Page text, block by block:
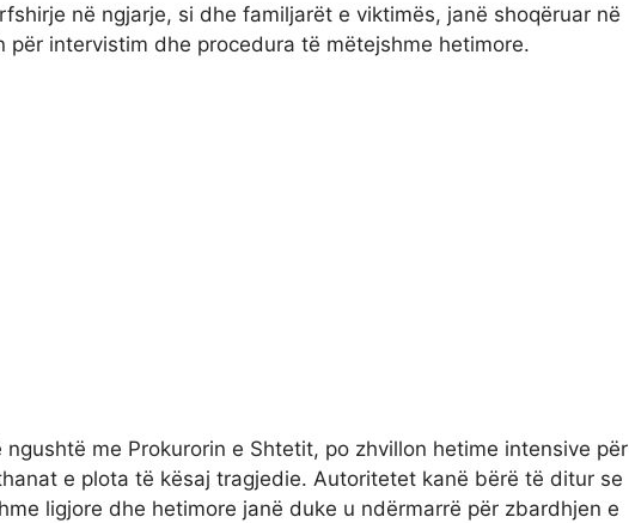
në ngjarje, si dhe familjarët e viktimës, janë shoqëruar në
për intervistim dhe procedura të mëtejshme hetimore.
me Prokurorin e Shtetit, po zhvillon hetime intensive për
e plota të kësaj tragjedie. Autoritetet kanë bërë të ditur se
ligjore dhe hetimore janë duke u ndërmarrë për zbardhjen e